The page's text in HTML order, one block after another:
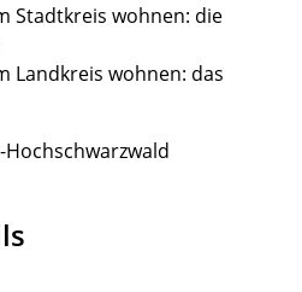
Stadtkreis wohnen: die
Landkreis wohnen: das